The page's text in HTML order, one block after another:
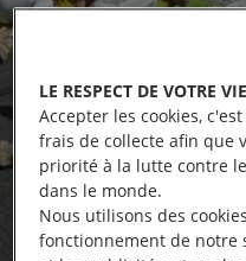
LE RESPECT DE VOTRE
Accepter les cookies,
frais de collecte afin que
priorité à la lutte contre
dans le monde.
Nous utilisons des
fonctionnement de notre